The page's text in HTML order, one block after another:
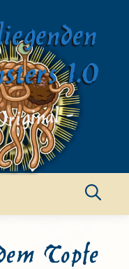
1.0
-
Topfe